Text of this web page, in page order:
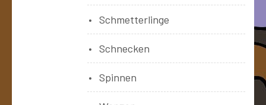
Schmetterlinge
Schnecken
Spinnen